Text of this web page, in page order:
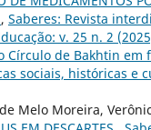
, Saberes: Revista
v. 25 n. 2
Círculo de Bakhtin em
sociais, históricas e
Melo Moreira,